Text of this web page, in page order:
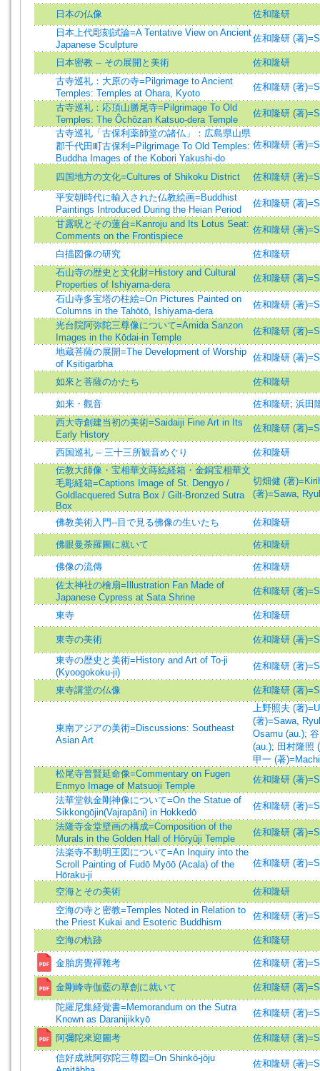
日本の仏像
佐和隆研
日本上代彫刻試論=A Tentative View on Ancient
Japanese Sculpture
佐和隆研 (著
日本密教 -- その展開と美術
佐和隆研
古寺巡礼：大原の寺=Pilgrimage to Ancient
Temples: Temples at Ohara, Kyoto
佐和隆研 (著
古寺巡礼：応頂山勝尾寺=Pilgrimage To Old
Temples: The Ôchôzan Katsuo-dera Temple
佐和隆研 (著
古寺巡礼「古保利薬師堂の諸仏」：広島県山県
郡千代田町古保利=Pilgrimage To Old Temples:
Buddha Images of the Kobori Yakushi-do
佐和隆研 (著
四国地方の文化=Cultures of Shikoku District
佐和隆研 (著
平安朝時代に輸入された仏教絵画=Buddhist
Paintings Introduced During the Heian Period
佐和隆研 (著
甘露呪とその蓮台=Kanroju and Its Lotus Seat:
Comments on the Frontispiece
佐和隆研 (著
白描図像の研究
佐和隆研
石山寺の歴史と文化財=History and Cultural
Properties of Ishiyama-dera
佐和隆研 (著
石山寺多宝塔の柱絵=On Pictures Painted on
Columns in the Tahōtō, Ishiyama-dera
佐和隆研 (著
光台院阿弥陀三尊像について=Amida Sanzon
Images in the Kōdai-in Temple
佐和隆研 (著
地蔵菩薩の展開=The Development of Worship
of Kṣitigarbha
佐和隆研 (著
如來と菩薩のかたち 佐和隆研
如来・觀音 佐和隆研; 浜田
西大寺創建当初の美術=Saidaiji Fine Art in Its
Early History
佐和隆研 (著
西国巡礼 -- 三十三所観音めぐり
佐和隆研
伝教大師像・宝相華文蒔絵経箱・金銅宝相華文
毛彫経箱=Captions Image of St. Dengyo /
Goldlacquered Sutra Box / Gilt-Bronzed Sutra
Box
切畑健 (著
(著)=Sawa,
佛教美術入門--目で見る佛像の生いたち 佐和隆研
佛眼曼荼羅圖に就いて 佐和隆研
佛像の流傳
佐和隆研
佐太神社の檜扇=Illustration Fan Made of
Japanese Cypress at Sata Shrine
佐和隆研 (著
東寺 佐和隆研
東寺の美術
佐和隆研 (著
東寺の歴史と美術=History and Art of To-ji
(Kyoogokoku-ji)
佐和隆研 (著
東寺講堂の仏像 佐和隆研 (著
東南アジアの美術=Discussions: Southeast
Asian Art
上野照夫 (著
(著)=Sawa,
Osamu (au.);
(au.); 田村隆照
甲一 (著
松尾寺普賢延命像=Commentary on Fugen
Enmyo Image of Matsuoji Temple
佐和隆研 (著
法華堂執金剛神像について=On the Statue of
Sikkongōjin(Vajrapāni) in Hokkedō
佐和隆研 (著
法隆寺金堂壁画の構成=Composition of the
Murals in the Golden Hall of Hōryūji Temple
佐和隆研 (著
法楽寺不動明王図について=An Inquiry into the
Scroll Painting of Fudō Myōō (Acala) of the
Hōraku-ji
佐和隆研 (著
空海とその美術
佐和隆研
空海の寺と密教=Temples Noted in Relation to
the Priest Kukai and Esoteric Buddhism
佐和隆研 (著
空海の軌跡 佐和隆研
金胎房覺禪雜考 佐和隆研 (著
金剛峰寺伽藍の草創に就いて
佐和隆研 (著
陀羅尼集経覚書=Memorandum on the Sutra
Known as Daranijikkyō
佐和隆研 (著
阿彌陀來迎圖考
佐和隆研 (著
信好成就阿弥陀三尊図=On Shinkō-jōju
佐和隆研 (著